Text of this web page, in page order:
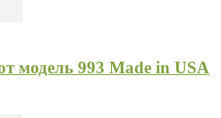
модель 993 Made in USA